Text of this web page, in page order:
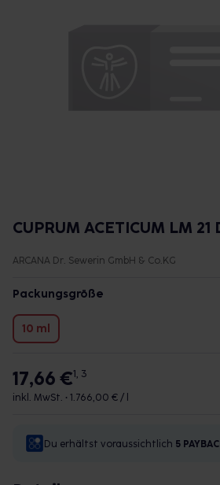
CUPRUM ACETICUM LM
ARCANA Dr. Sewerin GmbH & Co.KG
Packungsgröße
10 ml
17,66 €1, 3
inkl. MwSt. • 1.766,00 € / l
Du erhältst voraussichtlich 5